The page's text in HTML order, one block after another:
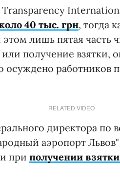
40 тыс. грн, тогда
лишь пятая часть
получение взятки,
осуждено работников
RELATED VIDEO
директора по
аэропорт
при получении